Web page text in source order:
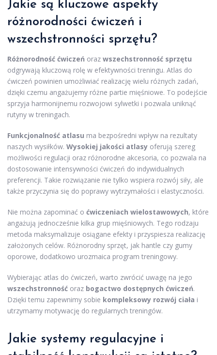
Jakie są kluczowe aspekty
różnorodności ćwiczeń i
wszechstronności sprzętu?
Różnorodność ćwiczeń oraz wszechstronność sprzętu
odgrywają kluczową rolę w efektywności treningu. Atlas do
ćwiczeń powinien umożliwiać realizację wielu różnych zadań,
dzięki czemu angażujemy różne partie mięśniowe. To podejście
sprzyja harmonijnemu rozwojowi sylwetki i pozwala uniknąć
rutyny w treningach.
Funkcjonalność atlasu ma bezpośredni wpływ na rezultaty
naszych wysiłków. Wysokiej jakości atlasy oferują szereg
możliwości regulacji oraz różnorodne akcesoria, co pozwala na
dostosowanie intensywności ćwiczeń do indywidualnych
preferencji. Takie rozwiązanie nie tylko wspiera rozwój siły, ale
także przyczynia się do poprawy wytrzymałości i elastyczności.
Nie można zapominać o ćwiczeniach wielostawowych, które
angażują jednocześnie kilka grup mięśniowych. Tego rodzaju
metoda maksymalizuje osiągane efekty i przyspiesza realizację
założonych celów. Różnorodny sprzęt, jak hantle czy gumy
oporowe, dodatkowo urozmaica program treningowy.
Wybierając atlas do ćwiczeń, warto zwrócić uwagę na jego
wszechstronność oraz bogactwo dostępnych ćwiczeń.
Dzięki temu zapewnimy sobie kompleksowy rozwój ciała i
utrzymamy motywację do regularnych treningów.
Jakie systemy regulacyjne i